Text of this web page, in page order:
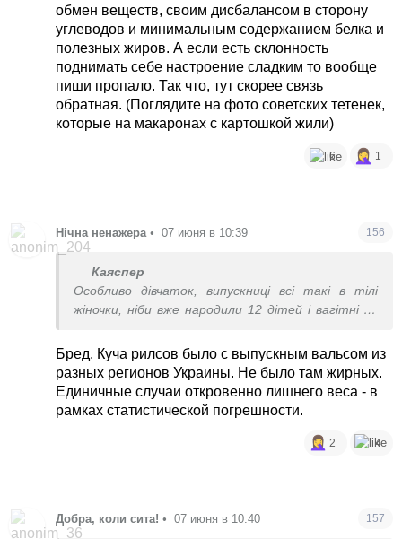
обмен веществ, своим дисбалансом в сторону
углеводов и минимальным содержанием белка и
полезных жиров. А если есть склонность
поднимать себе настроение сладким то вообще
пиши пропало. Так что, тут скорее связь
обратная. (Поглядите на фото советских тетенек,
которые на макаронах с картошкой жили)
6 1
Нічна ненажера • 07 июня в 10:39 156
Каяспер
Особливо дівчаток, випускниці всі такі в тілі
жіночки, ніби вже народили 12 дітей і вагітні 13
Бред. Куча рилсов было с выпускным вальсом из
разных регионов Украины. Не было там жирных.
Единичные случаи откровенно лишнего веса - в
рамках статистической погрешности.
2 4
Добра, коли сита! • 07 июня в 10:40 157